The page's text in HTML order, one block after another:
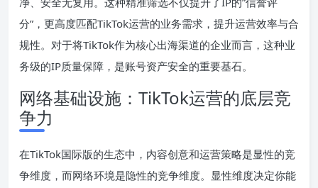
分”，更高度匹配TikTok运营的业务需求，提升运营效率与合
规性。对于将TikTok作为核心出海渠道的企业而言，这种业
务级的IP质量保障，是账号资产安全的重要基石。
网络基础设施：TikTok运营的底层竞
争力
在TikTok国际版的生态中，内容创意和运营策略是显性的竞
争维度，而网络环境是隐性的竞争维度。显性维度决定你能